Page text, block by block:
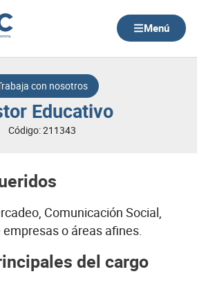
Menú
con nosotros
Educativo
Código: 211343
Comunicación Social,
o áreas afines.
del cargo